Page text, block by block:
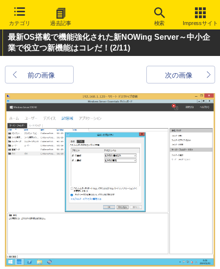
カテゴリ 過去記事 検索 Impressサイト
最新OS搭載で機能強化された新NOWing Server～中小企
業で役立つ新機能はコレだ！ (2/11)
前の画像 次の画像